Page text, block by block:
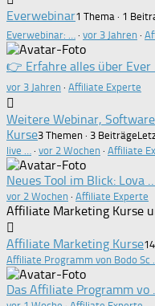
Everwebinar1 Thema · 1
Everwebinar: …
· vor 3 Jahren ·
👉 Erfahre alles über Ever
vor 3 Jahren · Affiliate Experte
Weitere Webinar,
Kurse3 Themen · 3 Beiträge
live …
· vor 2 Wochen · Affiliate
Neues Tool im Blick: Lova …
vor 2 Wochen · Affiliate Experte
Affiliate Marketing Kurse
Affiliate Marketing Kurse
Affiliate Programm von Bodo Sc …
Das Affiliate Programm vo …